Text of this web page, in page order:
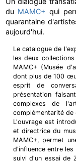
du MAMC+ qui
quarantaine
aujourd'hui.
Le catalogue de
les deux
MAMC+ (Musée
dont plus de 100
esprit de
présentation
complexes de
complémentarité de
L'ouvrage est
et directrice du
MAMC+, permet
d'influence entre
suivi d'un essai de